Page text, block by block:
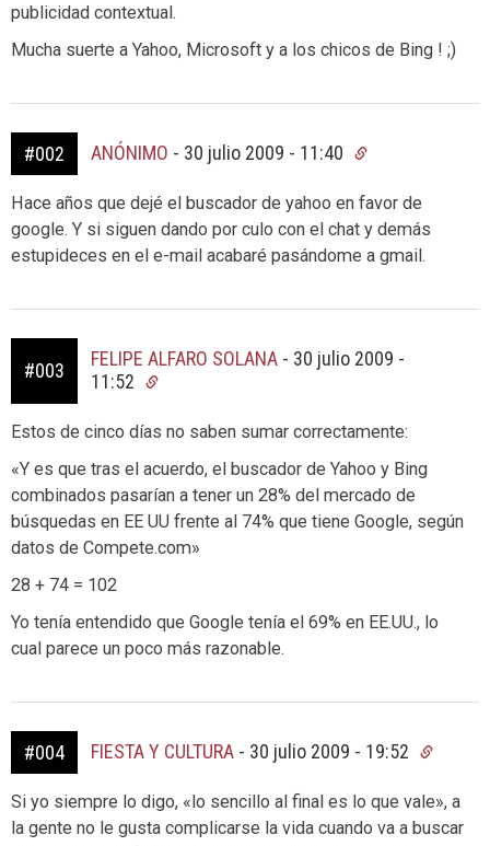
publicidad contextual.
Mucha suerte a Yahoo, Microsoft y a los chicos de Bing ! ;)
#002 ANÓNIMO - 30 julio 2009 - 11:40
Hace años que dejé el buscador de yahoo en favor de
google. Y si siguen dando por culo con el chat y demás
estupideces en el e-mail acabaré pasándome a gmail.
#003
FELIPE ALFARO SOLANA - 30 julio 2009 -
11:52
Estos de cinco días no saben sumar correctamente:
«Y es que tras el acuerdo, el buscador de Yahoo y Bing
combinados pasarían a tener un 28% del mercado de
búsquedas en EE UU frente al 74% que tiene Google, según
datos de Compete.com»
28 + 74 = 102
Yo tenía entendido que Google tenía el 69% en EE.UU., lo
cual parece un poco más razonable.
#004 FIESTA Y CULTURA - 30 julio 2009 - 19:52
Si yo siempre lo digo, «lo sencillo al final es lo que vale», a
la gente no le gusta complicarse la vida cuando va a buscar